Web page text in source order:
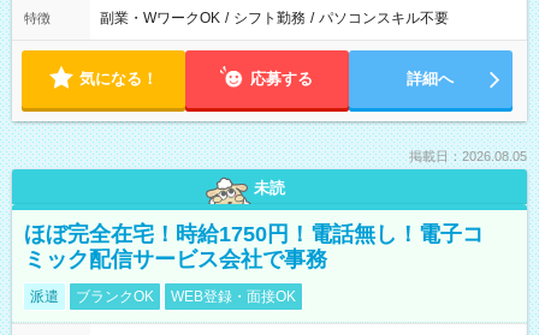
特徴 副業・WワークOK / シフト勤務 / パソコンスキル不要
気になる！ 応募する 詳細へ
掲載日：2026.08.05
未読
ほぼ完全在宅！時給1750円！電話無し！電子コ
ミック配信サービス会社で事務
派遣 ブランクOK WEB登録・面接OK